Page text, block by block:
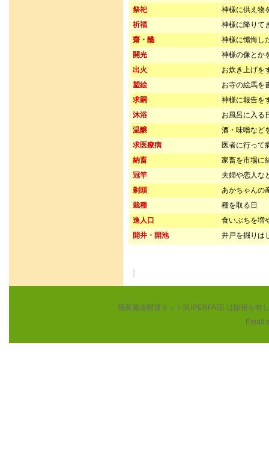
祭祀
神様に供え物
祈福
神様に降りて
齋・醮
神様に懺悔し
開光
神様の像とか
出火
お炊き上げを
塑絵
お寺の絵馬を
求嗣
神様に報告を
沐浴
お風呂に入る
温醸
酒・味噌など
求医療病
医者に行って
納畜
家畜を市場に
冠竿
夫婦や恋人な
剃頭
あかちゃんの
栽種
種を取る日
進人口
食いぶちを増
開井・開池
井戸を掘りは
飛黄騰達開運ネットSUPERFATE は版権を有
Email: